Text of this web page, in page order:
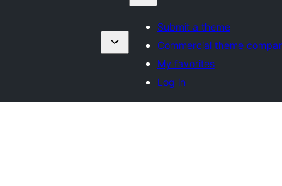
Submit a theme
Commercial theme
My favorites
Log in